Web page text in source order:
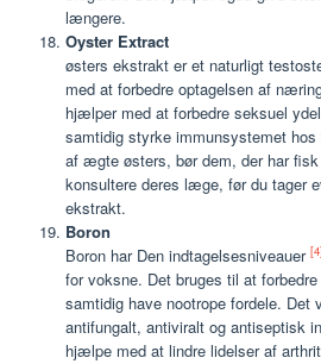
længere.
Oyster Extract
østers ekstrakt er et naturligt
med at forbedre optagelsen af
hjælper med at forbedre seksuel
samtidig styrke immunsystemet
af ægte østers, bør dem, der har
konsultere deres læge, før du tager
ekstrakt.
Boron
Boron har Den indtagelsesniveauer [4]
for voksne. Det bruges til at
samtidig have nootrope fordele. Det
antifungalt, antiviralt og antiseptisk
hjælpe med at lindre lidelser af